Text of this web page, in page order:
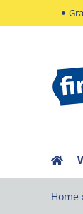
naar
Home